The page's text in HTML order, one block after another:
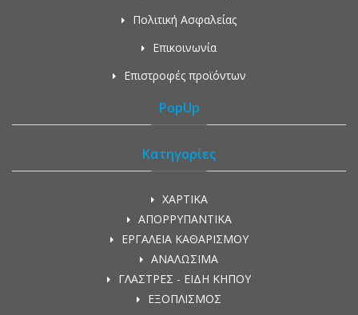
Πολιτική Ασφαλείας
Επικοινωνία
Επιστροφές προϊόντων
PopUp
Κατηγορίες
ΧΑΡΤΙΚΑ
ΑΠΟΡΡΥΠΑΝΤΙΚΑ
ΕΡΓΑΛΕΙΑ ΚΑΘΑΡΙΣΜΟΥ
ΑΝΑΛΩΣΙΜΑ
ΓΛΑΣΤΡΕΣ - ΕΙΔΗ ΚΗΠΟΥ
ΕΞΟΠΛΙΣΜΟΣ